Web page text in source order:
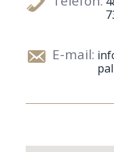
E-mail: